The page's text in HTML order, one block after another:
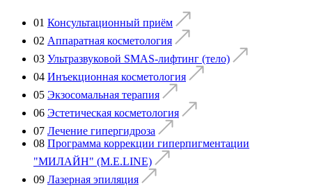
01 Консультационный приём
02 Аппаратная косметология
03 Ультразвуковой SMAS-лифтинг (тело)
04 Инъекционная косметология
05 Экзосомальная терапия
06 Эстетическая косметология
07 Лечение гипергидроза
08 Программа коррекции гиперпигментации
"МИЛАЙН" (M.E.LINE)
09 Лазерная эпиляция